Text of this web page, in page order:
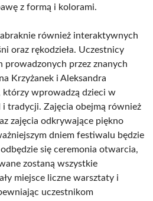
z formą i kolorami.
również interaktywnych
oraz rękodzieła. Uczestnicy
prowadzonych przez znanych
Krzyżanek i Aleksandra
którzy wprowadzą dzieci w
tradycji. Zajęcia obejmą również
zajęcia odkrywające piękno
dniem festiwalu będzie
się ceremonia otwarcia,
zostaną wszystkie
miejsce liczne warsztaty i
uczestnikom